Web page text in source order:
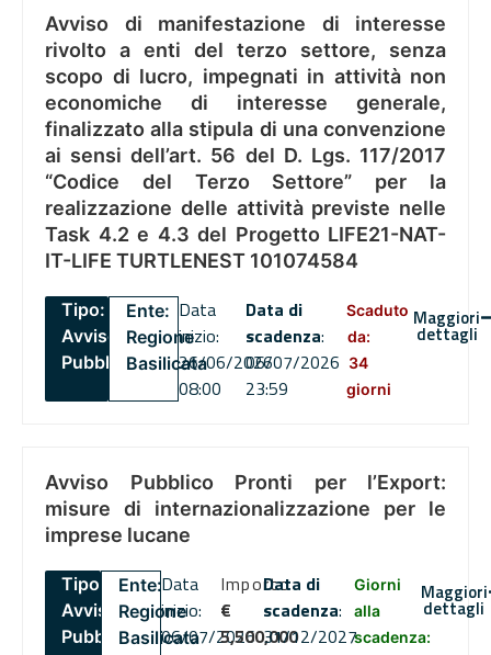
Avviso di manifestazione di interesse
rivolto a enti del terzo settore, senza
scopo di lucro, impegnati in attività non
economiche di interesse generale,
finalizzato alla stipula di una convenzione
ai sensi dell’art. 56 del D. Lgs. 117/2017
“Codice del Terzo Settore” per la
realizzazione delle attività previste nelle
Task 4.2 e 4.3 del Progetto LIFE21-NAT-
IT-LIFE TURTLENEST 101074584
Tipo:
Avviso
Pubblico
Ente:
Regione
Basilicata
Data
inizio:
26/06/2026
08:00
Data di
scadenza:
06/07/2026
23:59
Scaduto
da:
34
giorni
Maggiori
dettagli
Avviso Pubblico Pronti per l’Export:
misure di internazionalizzazione per le
imprese lucane
Tipo:
Avviso
Pubblico
Ente:
Regione
Basilicata
Data
inizio:
06/07/2026
Importo
€
5,500,000
Data di
scadenza:
31/12/2027
Giorni
alla
scadenza:
Maggiori
dettagli